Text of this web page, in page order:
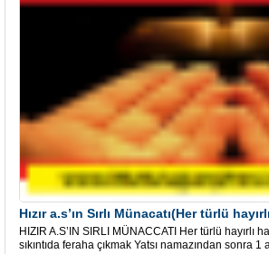
HIZIR A.S’IN SIRLI MÜNACCATI Her türlü hayırlı
sıkıntıda feraha çıkmak Yatsı namazından sonra 1